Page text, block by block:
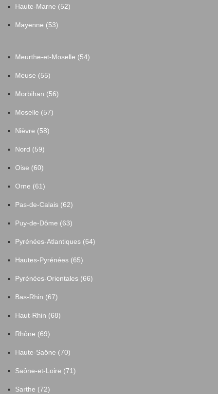
Haute-Marne (52)
Mayenne (53)
Meurthe-et-Moselle (54)
Meuse (55)
Morbihan (56)
Moselle (57)
Nièvre (58)
Nord (59)
Oise (60)
Orne (61)
Pas-de-Calais (62)
Puy-de-Dôme (63)
Pyrénées-Atlantiques (64)
Hautes-Pyrénées (65)
Pyrénées-Orientales (66)
Bas-Rhin (67)
Haut-Rhin (68)
Rhône (69)
Haute-Saône (70)
Saône-et-Loire (71)
Sarthe (72)